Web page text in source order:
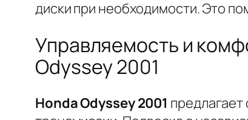
диски при необходимости. Это
Управляемость и
Odyssey 2001
Honda Odyssey 2001